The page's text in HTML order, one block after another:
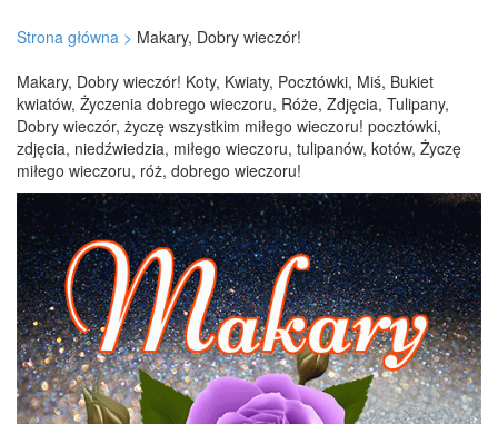
Strona główna > Makary, Dobry wieczór!
Makary, Dobry wieczór! Koty, Kwiaty, Pocztówki, Miś, Bukiet
kwiatów, Życzenia dobrego wieczoru, Róże, Zdjęcia, Tulipany,
Dobry wieczór, życzę wszystkim miłego wieczoru! pocztówki,
zdjęcia, niedźwiedzia, miłego wieczoru, tulipanów, kotów, Życzę
miłego wieczoru, róż, dobrego wieczoru!